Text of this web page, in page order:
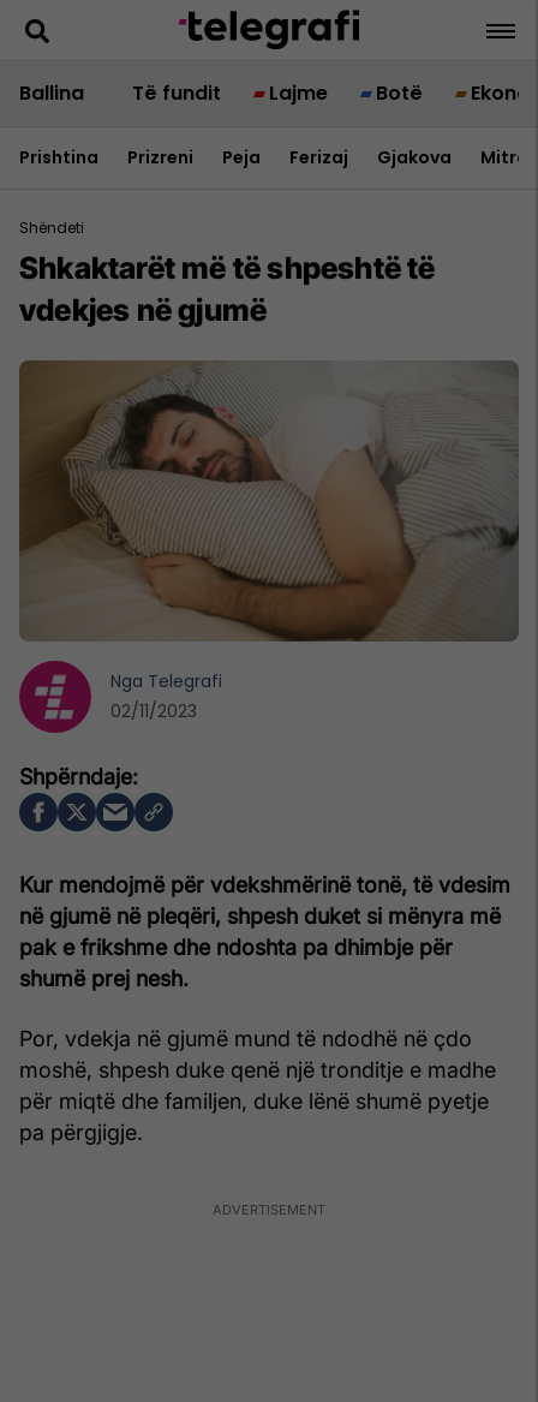
Ballina Të fundit Lajme Botë
Prishtina Prizreni Peja Ferizaj Gjakova
Shëndeti
Shkaktarët më të shpeshtë të
vdekjes në gjumë
Kur mendojmë për vdekshmërinë tonë, të vdesim
në gjumë në pleqëri, shpesh duket si mënyra më
pak e frikshme dhe ndoshta pa dhimbje për
shumë prej nesh.
Por, vdekja në gjumë mund të ndodhë në çdo
moshë, shpesh duke qenë një tronditje e madhe
për miqtë dhe familjen, duke lënë shumë pyetje
pa përgjigje.
Nga Telegrafi
02/11/2023